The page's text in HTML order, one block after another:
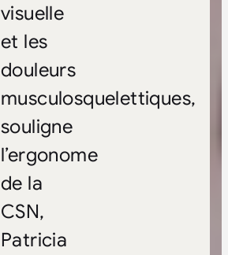
visuelle
et les
douleurs
musculosquelettiques,
souligne
l’ergonome
de la
CSN,
Patricia